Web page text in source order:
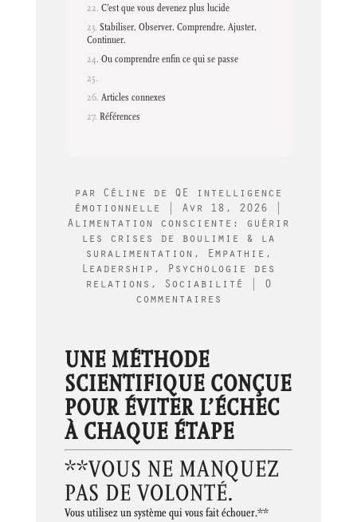
C’est que vous devenez plus lucide
Stabiliser. Observer. Comprendre. Ajuster.
Continuer.
Ou comprendre enfin ce qui se passe
Articles connexes
Références
par Céline de QE intelligence
émotionnelle
Avr 18, 2026
Alimentation consciente: guérir
les crises de boulimie & la
suralimentation , Empathie ,
Leadership ,
Psychologie des
relations , Sociabilité
0
commentaires
UNE MÉTHODE
SCIENTIFIQUE CONÇUE
POUR ÉVITER L’ÉCHEC
À CHAQUE ÉTAPE
**VOUS NE MANQUEZ
PAS DE VOLONTÉ.
Vous utilisez un système qui vous fait échouer.**